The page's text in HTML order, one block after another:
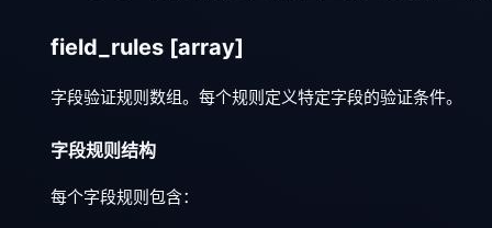
field_rules [array]
字段验证规则数组。每个规则定义特定字段的验证条件。
字段规则结构
每个字段规则包含：